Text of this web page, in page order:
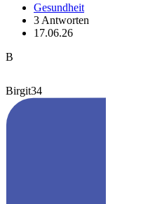
Gesundheit
3 Antworten
17.06.26
B
Birgit34